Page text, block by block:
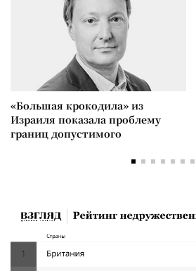
«Большая крокодила» из
Израиля показала проблему
границ допустимого